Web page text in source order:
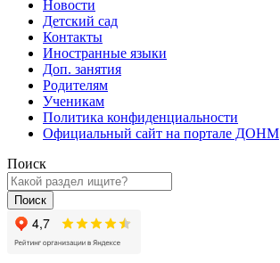
Новости
Детский сад
Контакты
Иностранные языки
Доп. занятия
Родителям
Ученикам
Политика конфиденциальности
Официальный сайт на портале ДОНМ
Поиск
Поиск